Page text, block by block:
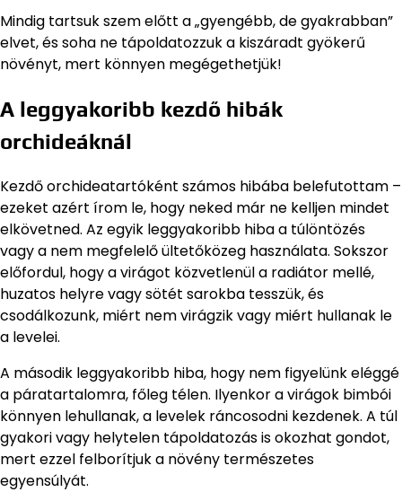
Mindig tartsuk szem előtt a „gyengébb, de gyakrabban”
elvet, és soha ne tápoldatozzuk a kiszáradt gyökerű
növényt, mert könnyen megégethetjük!
A leggyakoribb kezdő hibák
orchideáknál
Kezdő orchideatartóként számos hibába belefutottam –
ezeket azért írom le, hogy neked már ne kelljen mindet
elkövetned. Az egyik leggyakoribb hiba a túlöntözés
vagy a nem megfelelő ültetőközeg használata. Sokszor
előfordul, hogy a virágot közvetlenül a radiátor mellé,
huzatos helyre vagy sötét sarokba tesszük, és
csodálkozunk, miért nem virágzik vagy miért hullanak le
a levelei.
A második leggyakoribb hiba, hogy nem figyelünk eléggé
a páratartalomra, főleg télen. Ilyenkor a virágok bimbói
könnyen lehullanak, a levelek ráncosodni kezdenek. A túl
gyakori vagy helytelen tápoldatozás is okozhat gondot,
mert ezzel felborítjuk a növény természetes
egyensúlyát.